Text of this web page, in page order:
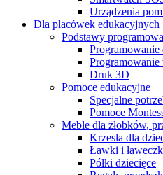
Urządzenia
Dla placówek edukacyjnych
Podstawy
Programowanie
Druk 3D
Pomoce edukacyjne
Specjalne
Pomoce
Meble dla żłobków,
Krzesła dla
Ławki i
Półki dziecięce